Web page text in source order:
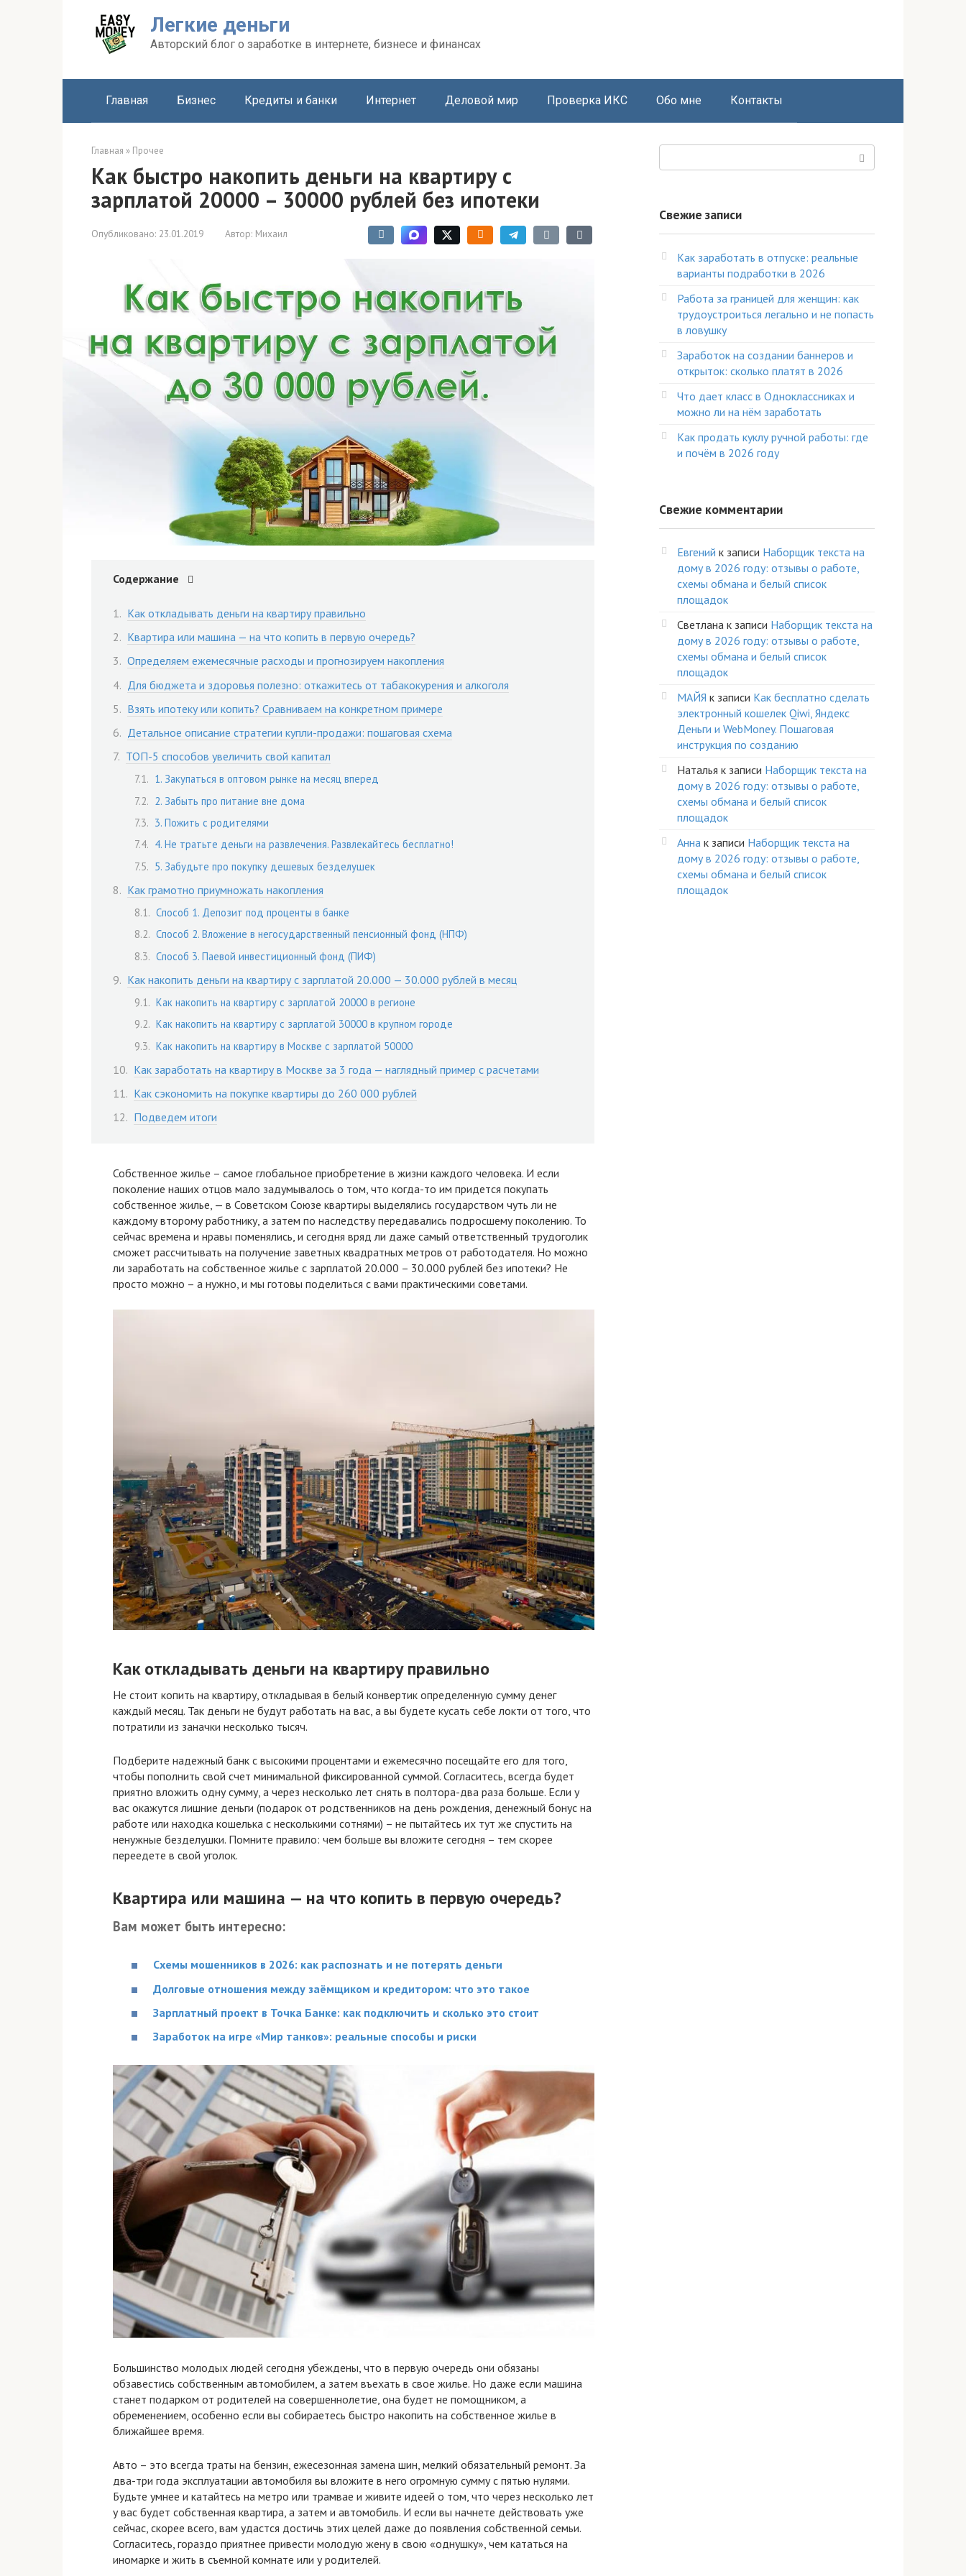
Легкие деньги
Авторский блог о заработке в интернете, бизнесе и финансах
Главная Бизнес Кредиты и банки Интернет Деловой мир Проверка ИКС Обо мне Контакты
Главная » Прочее
Как быстро накопить деньги на квартиру с
зарплатой 20000 – 30000 рублей без ипотеки
Опубликовано: 23.01.2019 Автор: Михаил
Содержание
Как откладывать деньги на квартиру правильно
Квартира или машина — на что копить в первую очередь?
Определяем ежемесячные расходы и прогнозируем накопления
Для бюджета и здоровья полезно: откажитесь от табакокурения и алкоголя
Взять ипотеку или копить? Сравниваем на конкретном примере
Детальное описание стратегии купли-продажи: пошаговая схема
ТОП-5 способов увеличить свой капитал
1. Закупаться в оптовом рынке на месяц вперед
2. Забыть про питание вне дома
3. Пожить с родителями
4. Не тратьте деньги на развлечения. Развлекайтесь бесплатно!
5. Забудьте про покупку дешевых безделушек
Как грамотно приумножать накопления
Способ 1. Депозит под проценты в банке
Способ 2. Вложение в негосударственный пенсионный фонд (НПФ)
Способ 3. Паевой инвестиционный фонд (ПИФ)
Как накопить деньги на квартиру с зарплатой 20.000 — 30.000 рублей в месяц
Как накопить на квартиру с зарплатой 20000 в регионе
Как накопить на квартиру с зарплатой 30000 в крупном городе
Как накопить на квартиру в Москве с зарплатой 50000
Как заработать на квартиру в Москве за 3 года — наглядный пример с расчетами
Как сэкономить на покупке квартиры до 260 000 рублей
Подведем итоги
Собственное жилье – самое глобальное приобретение в жизни каждого человека. И если
поколение наших отцов мало задумывалось о том, что когда-то им придется покупать
собственное жилье, — в Советском Союзе квартиры выделялись государством чуть ли не
каждому второму работнику, а затем по наследству передавались подросшему поколению. То
сейчас времена и нравы поменялись, и сегодня вряд ли даже самый ответственный трудоголик
сможет рассчитывать на получение заветных квадратных метров от работодателя. Но можно
ли заработать на собственное жилье с зарплатой 20.000 – 30.000 рублей без ипотеки? Не
просто можно – а нужно, и мы готовы поделиться с вами практическими советами.
Как откладывать деньги на квартиру правильно
Не стоит копить на квартиру, откладывая в белый конвертик определенную сумму денег
каждый месяц. Так деньги не будут работать на вас, а вы будете кусать себе локти от того, что
потратили из заначки несколько тысяч.
Подберите надежный банк с высокими процентами и ежемесячно посещайте его для того,
чтобы пополнить свой счет минимальной фиксированной суммой. Согласитесь, всегда будет
приятно вложить одну сумму, а через несколько лет снять в полтора-два раза больше. Если у
вас окажутся лишние деньги (подарок от родственников на день рождения, денежный бонус на
работе или находка кошелька с несколькими сотнями) – не пытайтесь их тут же спустить на
ненужные безделушки. Помните правило: чем больше вы вложите сегодня – тем скорее
переедете в свой уголок.
Квартира или машина — на что копить в первую очередь?
Вам может быть интересно:
Схемы мошенников в 2026: как распознать и не потерять деньги
Долговые отношения между заёмщиком и кредитором: что это такое
Зарплатный проект в Точка Банке: как подключить и сколько это стоит
Заработок на игре «Мир танков»: реальные способы и риски
Большинство молодых людей сегодня убеждены, что в первую очередь они обязаны
обзавестись собственным автомобилем, а затем въехать в свое жилье. Но даже если машина
станет подарком от родителей на совершеннолетие, она будет не помощником, а
обременением, особенно если вы собираетесь быстро накопить на собственное жилье в
ближайшее время.
Авто – это всегда траты на бензин, ежесезонная замена шин, мелкий обязательный ремонт. За
два-три года эксплуатации автомобиля вы вложите в него огромную сумму с пятью нулями.
Будьте умнее и катайтесь на метро или трамвае и живите идеей о том, что через несколько лет
у вас будет собственная квартира, а затем и автомобиль. И если вы начнете действовать уже
сейчас, скорее всего, вам удастся достичь этих целей даже до появления собственной семьи.
Согласитесь, гораздо приятнее привести молодую жену в свою «однушку», чем кататься на
иномарке и жить в съемной комнате или у родителей.
Свежие записи
Как заработать в отпуске: реальные
варианты подработки в 2026
Работа за границей для женщин: как
трудоустроиться легально и не попасть
в ловушку
Заработок на создании баннеров и
открыток: сколько платят в 2026
Что дает класс в Одноклассниках и
можно ли на нём заработать
Как продать куклу ручной работы: где
и почём в 2026 году
Свежие комментарии
Евгений к записи Наборщик текста на
дому в 2026 году: отзывы о работе,
схемы обмана и белый список
площадок
Светлана к записи Наборщик текста на
дому в 2026 году: отзывы о работе,
схемы обмана и белый список
площадок
МАЙЯ к записи Как бесплатно сделать
электронный кошелек Qiwi, Яндекс
Деньги и WebMoney. Пошаговая
инструкция по созданию
Наталья к записи Наборщик текста на
дому в 2026 году: отзывы о работе,
схемы обмана и белый список
площадок
Анна к записи Наборщик текста на
дому в 2026 году: отзывы о работе,
схемы обмана и белый список
площадок